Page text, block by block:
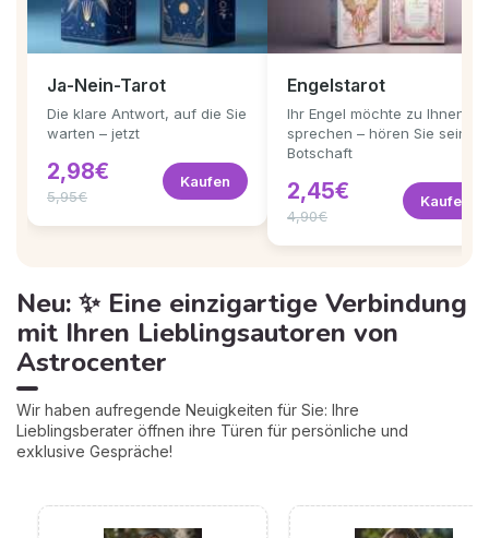
Ja-Nein-Tarot
Die klare Antwort, auf die Sie
warten – jetzt
2,98€
5,95€
Kaufen
Engelstarot
Ihr Engel möchte zu Ihnen
sprechen – hören Sie seine
Botschaft
2,45€
4,90€
Kaufen
Neu: ✨ Eine einzigartige Verbindung
mit Ihren Lieblingsautoren von
Astrocenter
Wir haben aufregende Neuigkeiten für Sie: Ihre
Lieblingsberater öffnen ihre Türen für persönliche und
exklusive Gespräche!